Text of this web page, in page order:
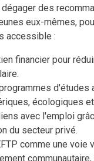
des
eux-mêmes,
accessible :
financier pour
d'études
écologiques
avec l'emploi
du secteur privé.
comme une voie